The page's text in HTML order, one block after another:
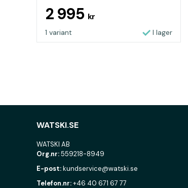
2 995 kr
1 variant I lager
WATSKI.SE
WATSKI AB
Org.nr:559218-8949
E-post:kundservice@watski.se
Telefon.nr:+46 40 671 67 77